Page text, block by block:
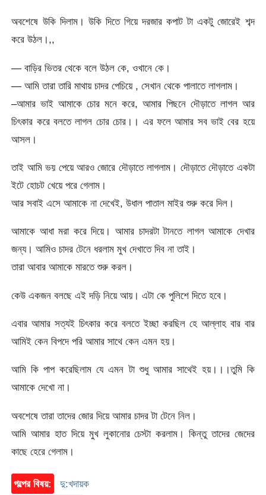
অবশেষে উকি দিলাম। উকি দিতে গিয়ে দরজার কপাট টা একটু জোরেই শব্দ
করে উঠল।,,
— বাড়ির ভিতর থেকে বলে উঠল কে, ওখানে কে।
— আমি তারা তারি মাথায় চাদর পেচিয়ে , সেখান থেকে পালাতে লাগলাম।
–আমার ভাই আমাকে চোর মনে করে, আমার পিছনে দৌড়াতে লাগল আর
চিৎকার করে বলতে লাগল চোর চোর।। এর ফলে আমার সব ভাই বের হয়ে
আসল।
তাই আমি ভয় পেয়ে আরও জোরে দৌড়াতে লাগলাম। দৌড়াতে দৌড়াতে একটা
ইটে হোচট খেয়ে পরে গেলাম।
আর সবাই এসে আমাকে না দেখেই, উধাল পাতাল মাইর শুরু করে দিল।
আমাকে আধা মরা করে দিয়ে। আমার চাদরটা টানতে লাগল আমাকে দেখার
জন্য। আমিও চাদর টেনে ধরলাম মুখ দেখাতে দিব না তাই।
তারা আবার আমাকে মারতে শুরু করল।
কেউ একজন বলছে এই দড়ি নিয়ে আয়। এটা কে পুলিশে দিতে হবে।
এবার আমার সত্যই চিৎকার করে বলতে ইচ্ছা করছিল হে আল্লাহ বার বার
আমিই কেন বিপদে পরি আমার সাথে কেন এমন হয়।
আমি কি পাপ করেছিলাম যে এমন টা শুধু আমার সাথেই হয়।।।তুমি কি
আমাকে দেখো না।
অবশেষে তারা তাদের জোর দিয়ে আমার চাদর টা টেনে নিল।
আমি আমার হাত দিয়ে মুখ লুকানোর চেস্টা করলাম। কিন্তু তাদের জেদের
কাছে হেরে গেলাম।
গল্পের বিষয়: দু:খদায়ক